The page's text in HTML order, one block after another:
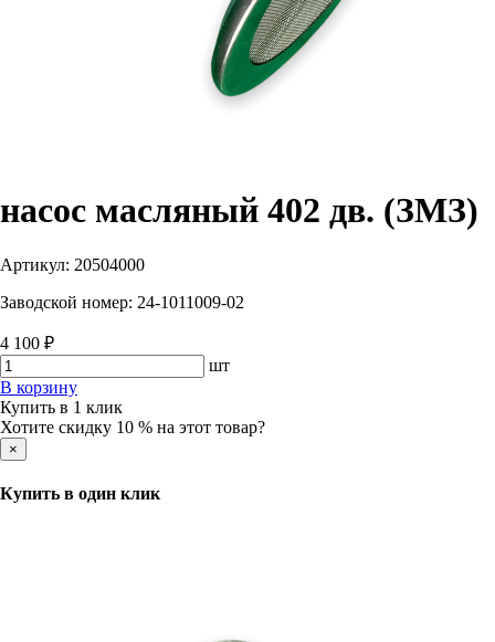
насос масляный 402 дв. (ЗМЗ)
Артикул: 20504000
Заводской номер: 24-1011009-02
4 100 ₽
шт
В корзину
Купить в 1 клик
Хотите скидку 10 % на этот товар?
×
Купить в один клик